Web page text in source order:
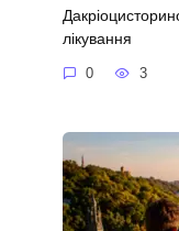
лікування
0 3